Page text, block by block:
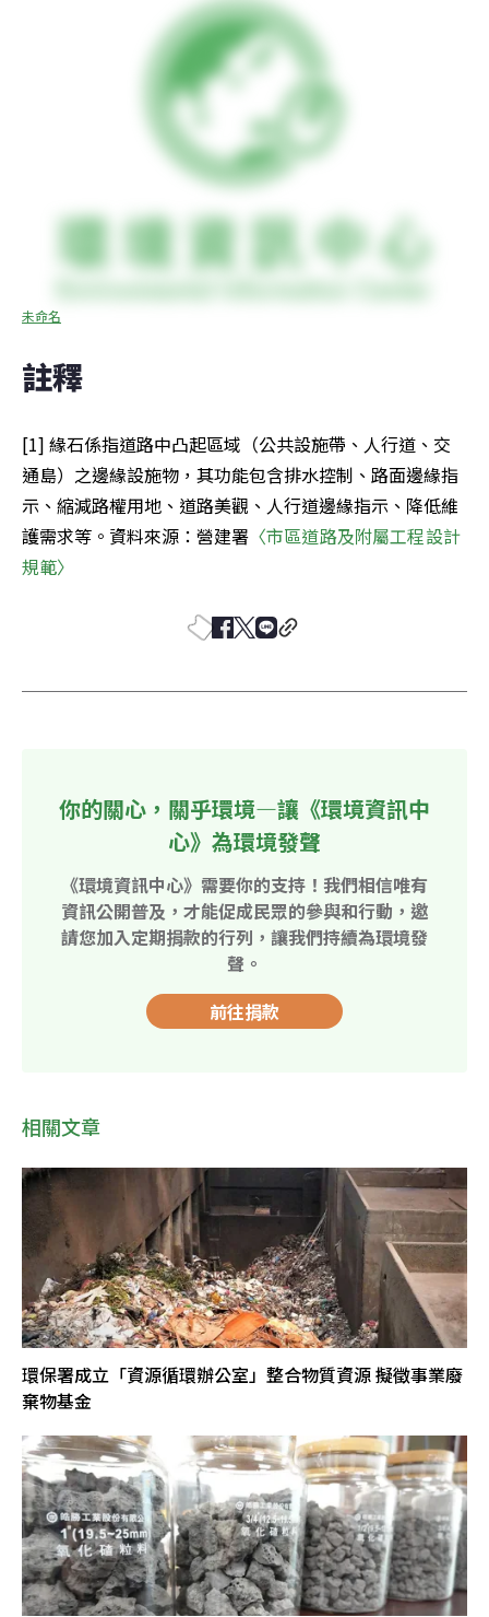
未命名
註釋
[1] 緣石係指道路中凸起區域（公共設施帶、人行道、交
通島）之邊緣設施物，其功能包含排水控制、路面邊緣指
示、縮減路權用地、道路美觀、人行道邊緣指示、降低維
護需求等。資料來源：營建署 〈市區道路及附屬工程設計
規範〉
你的關心，關乎環境—讓《環境資訊中
心》為環境發聲
《環境資訊中心》需要你的支持！我們相信唯有
資訊公開普及，才能促成民眾的參與和行動，邀
請您加入定期捐款的行列，讓我們持續為環境發
聲。
前往捐款
相關文章
環保署成立「資源循環辦公室」整合物質資源 擬徵事業廢
棄物基金